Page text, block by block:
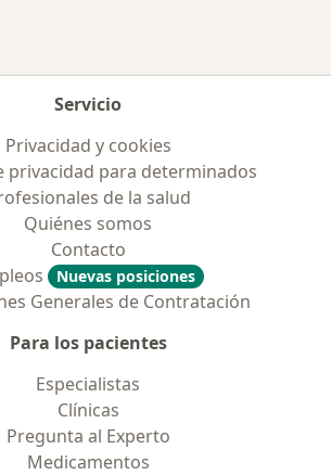
Servicio
Privacidad y cookies
privacidad para determinados
de la salud
Quiénes somos
Contacto
Nuevas posiciones
Generales de Contratación
Para los pacientes
Especialistas
Clínicas
Pregunta al Experto
Medicamentos